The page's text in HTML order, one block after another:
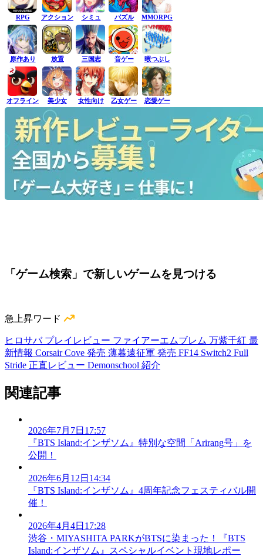
RPG アクション シミュ パズル MMORPG
原作あり 放置 三国志 音ゲー 暇つぶし
オフライン 美少女 女性向け 乙女ゲー 恋愛ゲー
「ゲーム検索」で新しいゲームを見つける
急上昇ワード
ヒロサバ プレイレビュー ファイアーエムブレム 万紫千紅 最
新情報 Corsair Cove 発売 薄暮遠征軍 発売 FF14 Switch2 Full
Stride 正直レビュー Demonschool 紹介
関連記事
2026年7月7日17:57
『BTS Island:インザソム』特別な空間「Arirang号」を
公開！
2026年6月12日14:34
『BTS Island:インザソム』4周年記念フェスティバル開
催！
2026年4月4日17:28
渋谷・MIYASHITA PARKがBTSに染まった！『BTS
Island:インザソム』スペシャルイベント現地レポー